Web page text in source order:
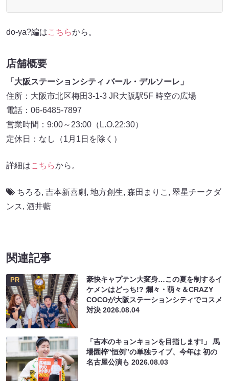
do-ya?編はこちらから。
店舗概要
「大阪ステーションシティ バール・デルソーレ」
住所：大阪市北区梅田3-1-3 JR大阪駅5F 時空の広場
電話：06-6485-7897
営業時間：9:00～23:00（L.O.22:30）
定休日：なし（1月1日を除く）
詳細はこちらから。
ちろる, 吉本新喜劇 , 地方創生, 森田まりこ , 翠星チークダ
ンス, 酒井藍
関連記事
PR
豪快キャプテン大変身…この夏を制するイ
ケメンはどっち!? 爛々・萌々＆CRAZY
COCOが大阪ステーションシティでコスメ
対決2026.08.04
「吉本のキョンキョンを目指します!」 馬
場園梓“恒例”の単独ライブ、今年は 初の
名古屋公演も2026.08.03